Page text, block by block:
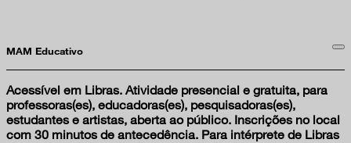
MAM Educativo
Acessível em Libras. Atividade presencial e gratuita, para
professoras(es), educadoras(es), pesquisadoras(es),
estudantes e artistas, aberta ao público. Inscrições no local
com 30 minutos de antecedência. Para intérprete de Libras